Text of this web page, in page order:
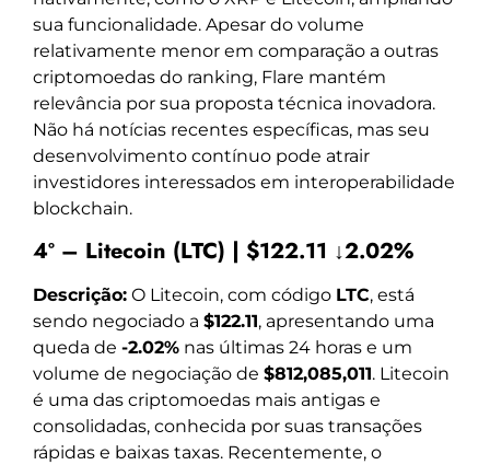
sua funcionalidade. Apesar do volume
relativamente menor em comparação a outras
criptomoedas do ranking, Flare mantém
relevância por sua proposta técnica inovadora.
Não há notícias recentes específicas, mas seu
desenvolvimento contínuo pode atrair
investidores interessados em interoperabilidade
blockchain.
4º – Litecoin (LTC) | $122.11 ↓2.02%
Descrição: O Litecoin, com código LTC, está
sendo negociado a $122.11, apresentando uma
queda de -2.02% nas últimas 24 horas e um
volume de negociação de $812,085,011. Litecoin
é uma das criptomoedas mais antigas e
consolidadas, conhecida por suas transações
rápidas e baixas taxas. Recentemente, o